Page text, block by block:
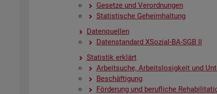
Ge­set­ze und Ver­ord­nun­gen
Sta­tis­ti­sche Ge­heim­hal­tung
Da­ten­quel­len
Da­ten­stan­dard XSo­zi­al-BA-SGB II
Sta­tis­tik er­klärt
Ar­beit­su­che, Ar­beits­lo­sig­keit und
Be­schäf­ti­gung
För­de­rung und be­ruf­li­che